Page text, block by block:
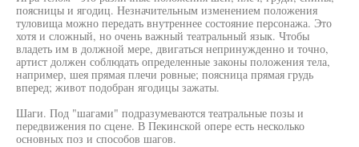
поясницы и ягодиц. Незначительным изменением положения
туловища можно передать внутреннее состояние персонажа. Это
хотя и сложный, но очень важный театральный язык. Чтобы
владеть им в должной мере, двигаться непринужденно и точно,
артист должен соблюдать определенные законы положения тела,
например, шея прямая плечи ровные; поясница прямая грудь
вперед; живот подобран ягодицы зажаты.
Шаги. Под "шагами" подразумеваются театральные позы и
передвижения по сцене. В Пекинской опере есть несколько
основных поз и способов шагов.